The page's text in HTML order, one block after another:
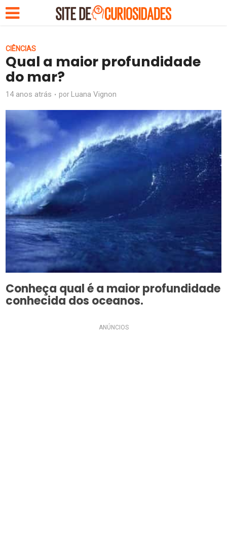
CIÊNCIAS
Qual a maior profundidade
do mar?
14 anos atrás por Luana Vignon
Conheça qual é a maior profundidade
conhecida dos oceanos.
ANÚNCIOS